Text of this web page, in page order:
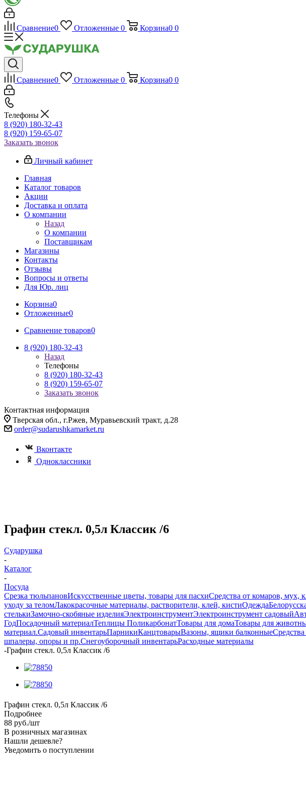
Сравнение0 Отложенные 0 Корзина0 0
Сравнение0 Отложенные 0 Корзина0 0
Телефоны
8 (920) 180-32-43
8 (920) 159-65-07
Заказать звонок
Личный кабинет
Главная
Каталог товаров
Акции
Доставка и оплата
О компании
Назад
О компании
Поставщикам
Магазины
Контакты
Отзывы
Вопросы и ответы
Для Юр. лиц
Корзина0
Отложенные0
Сравнение товаров0
8 (920) 180-32-43
Назад
Телефоны
8 (920) 180-32-43
8 (920) 159-65-07
Заказать звонок
Контактная информация
Тверская обл., г.Ржев, Муравьевский тракт, д.28
order@sudarushkamarket.ru
Вконтакте
Одноклассники
Графин стекл. 0,5л Классик /6
Сударушка
-
Каталог
-
Посуда
Срезка тюльпановИскусственные цветы, товары для пасхиСредства от комаров, мух,
уходу за теломЛакокрасочные материалы, растворители, клей, кистиОдежда
стелькиЗамочно-скобяные изделияЭлектроинструментЭлектроинструмент садовый
ГодПосадочный материалТеплицы ПоликарбонатТовары для домаТовары для
материал.Садовый инвентарьПарникиКанцтоварыВазоны, ящики балконные
шпалеры, опоры и пр.Снегоуборочный инвентарьРасходные материалы
-Графин стекл. 0,5л Классик /6
Графин стекл. 0,5л Классик /6
Подробнее
88 руб./шт
В розничных магазинах
Нашли дешевле?
Уведомить о поступлении